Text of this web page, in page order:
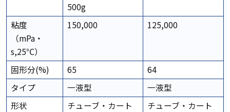
500g
粘度
（mPa・
s,25℃）
150,000 125,000
固形分(%) 65
64
タイプ
一液型
一液型
形状
チューブ・カート
チューブ・カート